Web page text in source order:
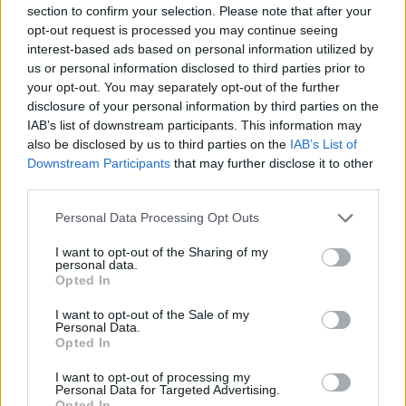
section to confirm your selection. Please note that after your
opt-out request is processed you may continue seeing
interest-based ads based on personal information utilized by
us or personal information disclosed to third parties prior to
your opt-out. You may separately opt-out of the further
disclosure of your personal information by third parties on the
IAB’s list of downstream participants. This information may
also be disclosed by us to third parties on the IAB’s List of
Downstream Participants that may further disclose it to other
Personal Data Processing Opt Outs
I want to opt-out of the Sharing of my
personal data.
Opted In
I want to opt-out of the Sale of my
Personal Data.
Opted In
I want to opt-out of processing my
Personal Data for Targeted Advertising.
špatně načasovaným renovacím
7.7.2026 | PRAHA ( Ekolist.cz
Diskuse: 2
Majitelé rodinných domů, kteří
se chystají na rekonstrukci,
získali od letošního května
nový nástroj, který jim má
pomoci vyhnout se zbytečným
chybám a špatně načasovaným investicím. Ministerstvo životního
prostředí letos připravilo systém renovačních pasů, které mají
sloužit jako efektivní plán modernizace domu a usnadnit cestu k
Jak čápi přežili horka a bouřky? Zapojte se do
sledování hnízd
Mláďata čápů v celém Česku
musela v minulých dnech čelit
bouřky a lijáky. Česká
společnost ornitologická (ČSO) vyzývá veřejnost, aby se zapojila do